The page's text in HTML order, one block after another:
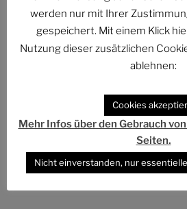
ARCHIV
Archiv
KATEGORIEN
Kategorien
werden nur mit Ihrer
gespeichert. Mit einem Klick
Nutzung dieser zusätzlichen
ablehnen:
Cookies
Mehr Infos über den Gebrauch
Seiten.
Nicht einverstanden, nur